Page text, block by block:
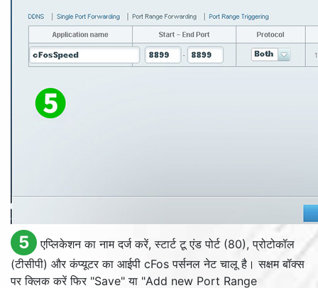
5
एप्लिकेशन का नाम दर्ज करें, स्टार्ट टू एंड पोर्ट (80), प्रोटोकॉल
(टीसीपी) और कंप्यूटर का आईपी cFos पर्सनल नेट चालू है। सक्षम बॉक्स
पर क्लिक करें फिर "Save" या "Add new Port Range